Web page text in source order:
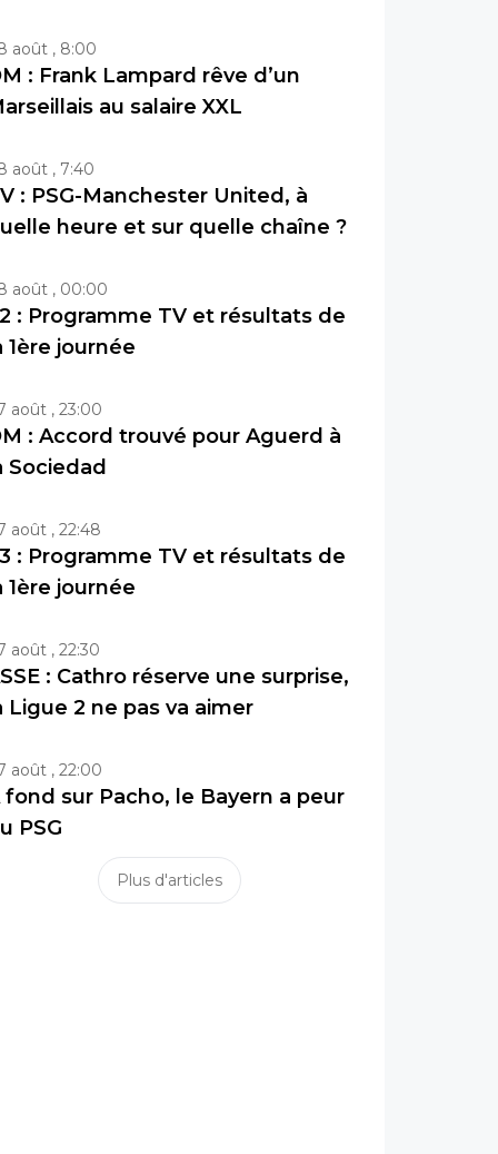
août , 8:00
: Frank Lampard rêve d’un
au salaire XXL
août , 7:40
: PSG-Manchester United, à
heure et sur quelle chaîne ?
août , 00:00
: Programme TV et résultats de
1ère journée
août , 23:00
: Accord trouvé pour Aguerd à
Sociedad
août , 22:48
: Programme TV et résultats de
1ère journée
août , 22:30
: Cathro réserve une surprise,
Ligue 2 ne pas va aimer
août , 22:00
fond sur Pacho, le Bayern a peur
PSG
Plus d'articles